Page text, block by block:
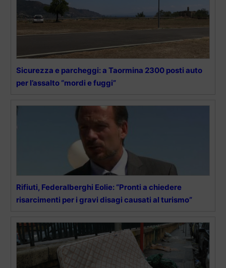
Sicurezza e parcheggi: a Taormina 2300 posti auto
per l’assalto “mordi e fuggi”
Rifiuti, Federalberghi Eolie: “Pronti a chiedere
risarcimenti per i gravi disagi causati al turismo”